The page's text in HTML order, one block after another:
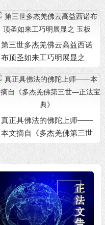
第三世多杰羌佛云高益西诺
布顶圣如来工巧明展显之
玉板
真正具佛法的佛陀上师——
本文摘自《多杰羌佛第三世
—正法宝典》